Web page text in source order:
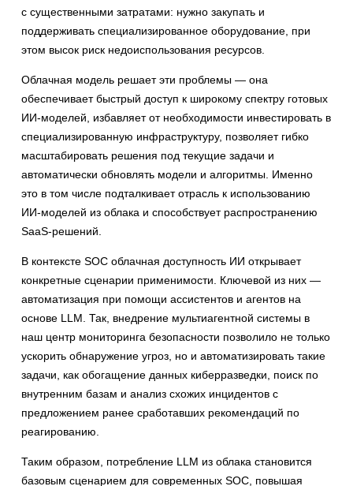
с существенными затратами: нужно закупать и
поддерживать специализированное оборудование, при
этом высок риск недоиспользования ресурсов.
Облачная модель решает эти проблемы — она
обеспечивает быстрый доступ к широкому спектру готовых
ИИ-моделей, избавляет от необходимости инвестировать в
специализированную инфраструктуру, позволяет гибко
масштабировать решения под текущие задачи и
автоматически обновлять модели и алгоритмы. Именно
это в том числе подталкивает отрасль к использованию
ИИ-моделей из облака и способствует распространению
SaaS-решений.
В контексте SOC облачная доступность ИИ открывает
конкретные сценарии применимости. Ключевой из них —
автоматизация при помощи ассистентов и агентов на
основе LLM. Так, внедрение мультиагентной системы в
наш центр мониторинга безопасности позволило не только
ускорить обнаружение угроз, но и автоматизировать такие
задачи, как обогащение данных киберразведки, поиск по
внутренним базам и анализ схожих инцидентов с
предложением ранее сработавших рекомендаций по
реагированию.
Таким образом, потребление LLM из облака становится
базовым сценарием для современных SOC, повышая